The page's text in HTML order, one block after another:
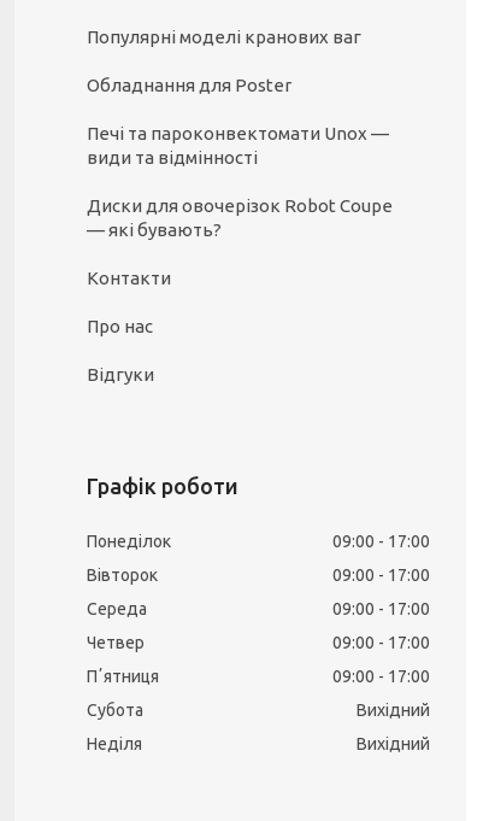
Популярні моделі кранових ваг
Обладнання для Poster
Печі та пароконвектомати Unox —
види та відмінності
Диски для овочерізок Robot Coupe
— які бувають?
Контакти
Про нас
Відгуки
Графік роботи
Понеділок 09:00
17:00
Вівторок
09:00
17:00
Середа
09:00
17:00
Четвер
09:00
17:00
Пʼятниця
09:00
17:00
Субота
Вихідний
Неділя
Вихідний